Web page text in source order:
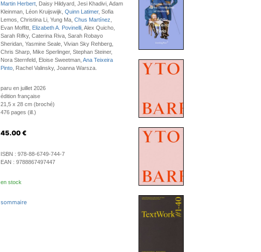
Martin Herbert, Daisy Hildyard, Jesi Khadivi, Adam
Kleinman, Léon Kruijswijk, Quinn Latimer, Sofia
Lemos, Christina Li, Yung Ma, Chus Martínez
Evan Moffitt, Elizabeth A. Povinelli, Alex Quicho,
Sarah Rifky, Caterina Riva, Sarah Robayo
Sheridan, Yasmine Seale, Vivian Sky Rehberg,
Chris Sharp, Mike Sperlinger, Stephan Steiner,
Nora Sternfeld, Eloise Sweetman, Ana Teixeira
Pinto, Rachel Valinsky, Joanna Warsza.
paru en juillet 2026
édition française
21,5 x 28 cm (broché)
476 pages (ill.)
45.00 €
ISBN : 978-88-6749-744-7
EAN : 9788867497447
en stock
sommaire